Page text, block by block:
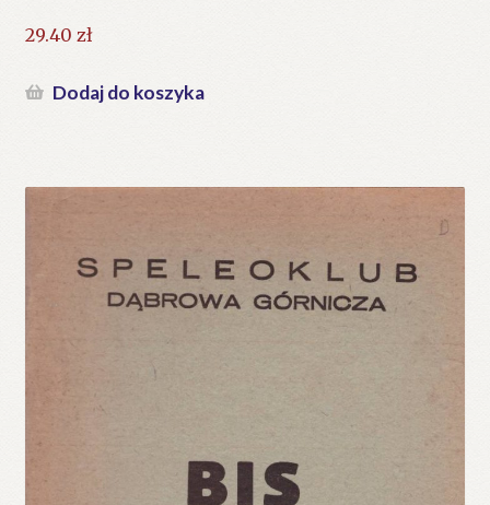
29.40 zł
Dodaj do koszyka